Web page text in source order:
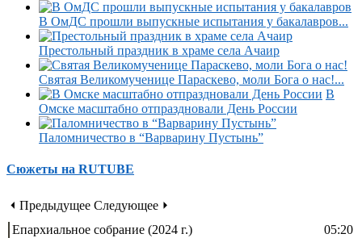
В ОмДС прошли выпускные испытания у бакалавров...
Престольный праздник в храме села Ачаир
Святая Великомученице Параскево, моли Бога о нас!...
В
Омске масштабно отпраздновали День России
Паломничество в “Варварину Пустынь”
Сюжеты на RUTUBE
⏴ Предыдущее Следующее ⏵
Епархиальное собрание (2024 г.)
05:20